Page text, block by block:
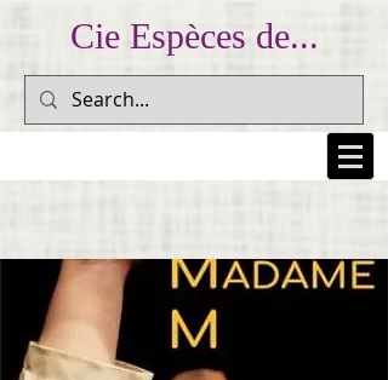
Cie Espèces de...
... Prendre au peuple sa colère et la lui rendre pour
l'inscrire dans la mémoire collective... (Dario Fo)